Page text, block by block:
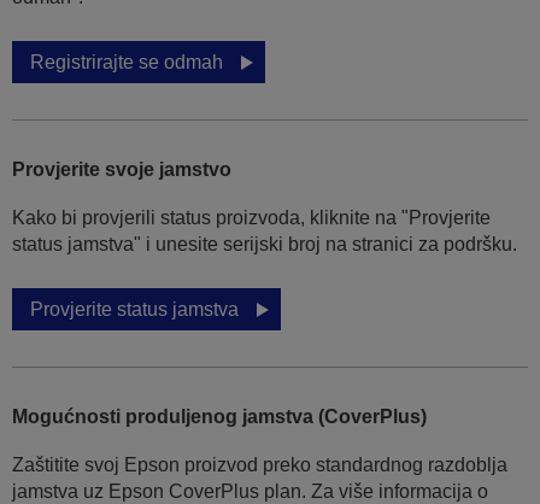
Registrirajte se odmah
Provjerite svoje jamstvo
Kako bi provjerili status proizvoda, kliknite na "Provjerite
status jamstva" i unesite serijski broj na stranici za podršku.
Provjerite status jamstva
Mogućnosti produljenog jamstva (CoverPlus)
Zaštitite svoj Epson proizvod preko standardnog razdoblja
jamstva uz Epson CoverPlus plan. Za više informacija o